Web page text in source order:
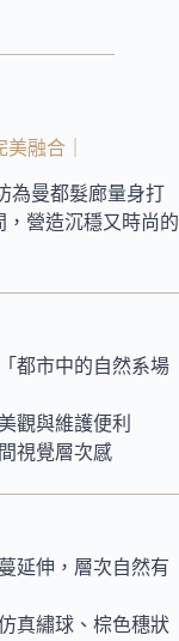
融合｜
曼都髮廊量身打
，營造沉穩又時尚的
都市中的自然系場
觀與維護便利
視覺層次感
延伸，層次自然有
真繡球、棕色穗狀